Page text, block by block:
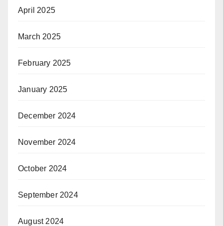
April 2025
March 2025
February 2025
January 2025
December 2024
November 2024
October 2024
September 2024
August 2024